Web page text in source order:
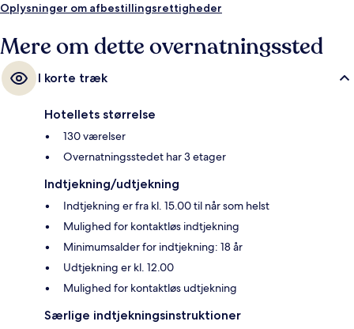
Oplysninger om afbestillingsrettigheder
Mere om dette overnatningssted
I korte træk
Hotellets størrelse
130 værelser
Overnatningsstedet har 3 etager
Indtjekning/udtjekning
Indtjekning er fra kl. 15.00 til når som helst
Mulighed for kontaktløs indtjekning
Minimumsalder for indtjekning: 18 år
Udtjekning er kl. 12.00
Mulighed for kontaktløs udtjekning
Særlige indtjekningsinstruktioner